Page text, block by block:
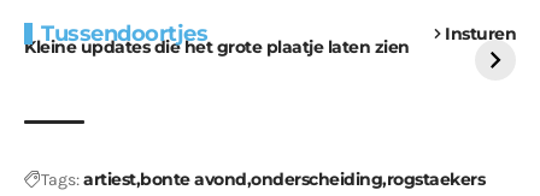
Tussendoortjes Insturen
Kleine updates die het grote plaatje laten zien
voor kabouters
uitdaging
Tags:artiestbonte avond onderscheidingrogstaekers